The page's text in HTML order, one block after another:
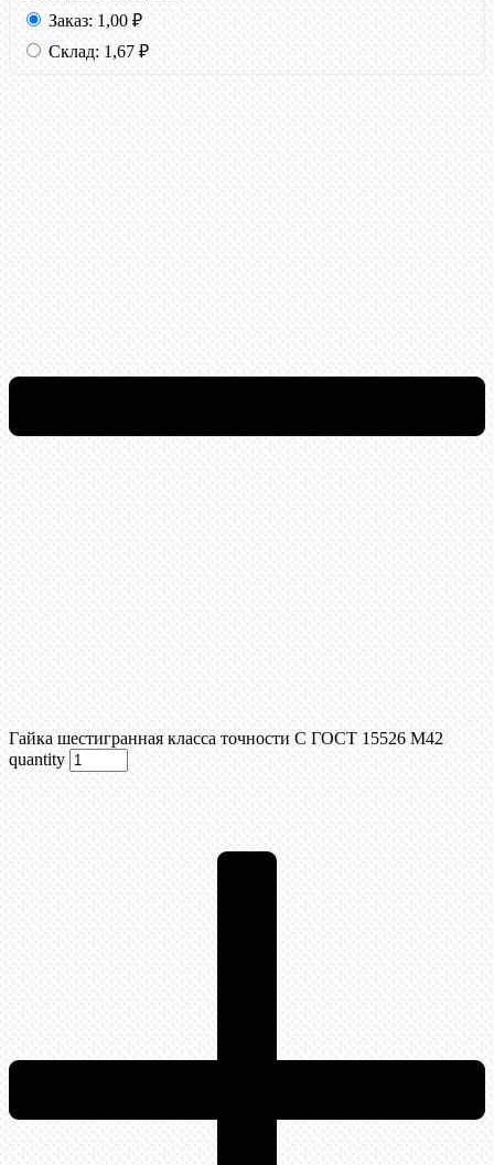
Заказ: 1,00 ₽
Склад: 1,67 ₽
Гайка шестигранная класса точности С ГОСТ 15526 М42
quantity